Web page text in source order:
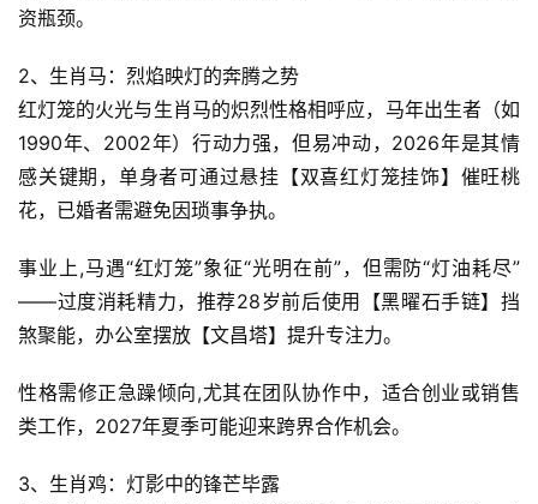
资瓶颈。
2、生肖马：烈焰映灯的奔腾之势
红灯笼的火光与生肖马的炽烈性格相呼应，马年出生者（如
1990年、2002年）行动力强，但易冲动，2026年是其情
感关键期，单身者可通过悬挂【双喜红灯笼挂饰】催旺桃
花，已婚者需避免因琐事争执。
事业上,马遇“红灯笼”象征“光明在前”，但需防“灯油耗尽”
——过度消耗精力，推荐28岁前后使用【黑曜石手链】挡
煞聚能，办公室摆放【文昌塔】提升专注力。
性格需修正急躁倾向,尤其在团队协作中，适合创业或销售
类工作，2027年夏季可能迎来跨界合作机会。
3、生肖鸡：灯影中的锋芒毕露